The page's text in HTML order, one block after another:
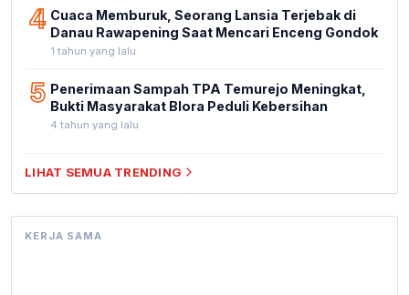
4 Cuaca Memburuk, Seorang Lansia Terjebak di
Danau Rawapening Saat Mencari Enceng Gondok
1 tahun yang lalu
5 Penerimaan Sampah TPA Temurejo Meningkat,
Bukti Masyarakat Blora Peduli Kebersihan
4 tahun yang lalu
LIHAT SEMUA TRENDING
KERJA SAMA